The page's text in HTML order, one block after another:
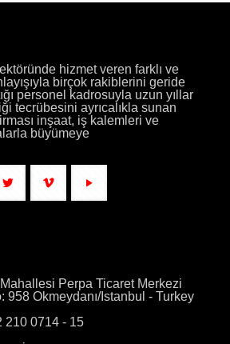
hizmet veren farklı ve
birçok rakiblerini geride
personel kadrosuyla uzun yıllar
tecrübesini ayrıcalıkla sunan
inşaat, iş kalemleri ve
büyümeye
Perpa Ticaret Merkezi
958 Okmeydanı/Istanbul - Turkey
210 0714 - 15